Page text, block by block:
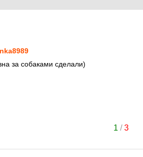
за собаками сделали)
1 /3